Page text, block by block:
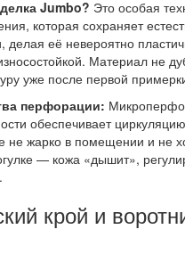
Jumbo? Это особая
которая сохраняет
делая её невероятно
Материал не
уже после первой
перфорации:
обеспечивает
не жарко в помещении и не
— кожа «дышит»,
крой и